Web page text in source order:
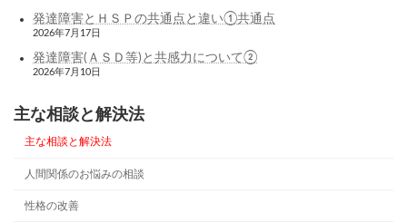
発達障害とＨＳＰの共通点と違い①共通点
2026年7月17日
発達障害(ＡＳＤ等)と共感力について②
2026年7月10日
主な相談と解決法
主な相談と解決法
人間関係のお悩みの相談
性格の改善